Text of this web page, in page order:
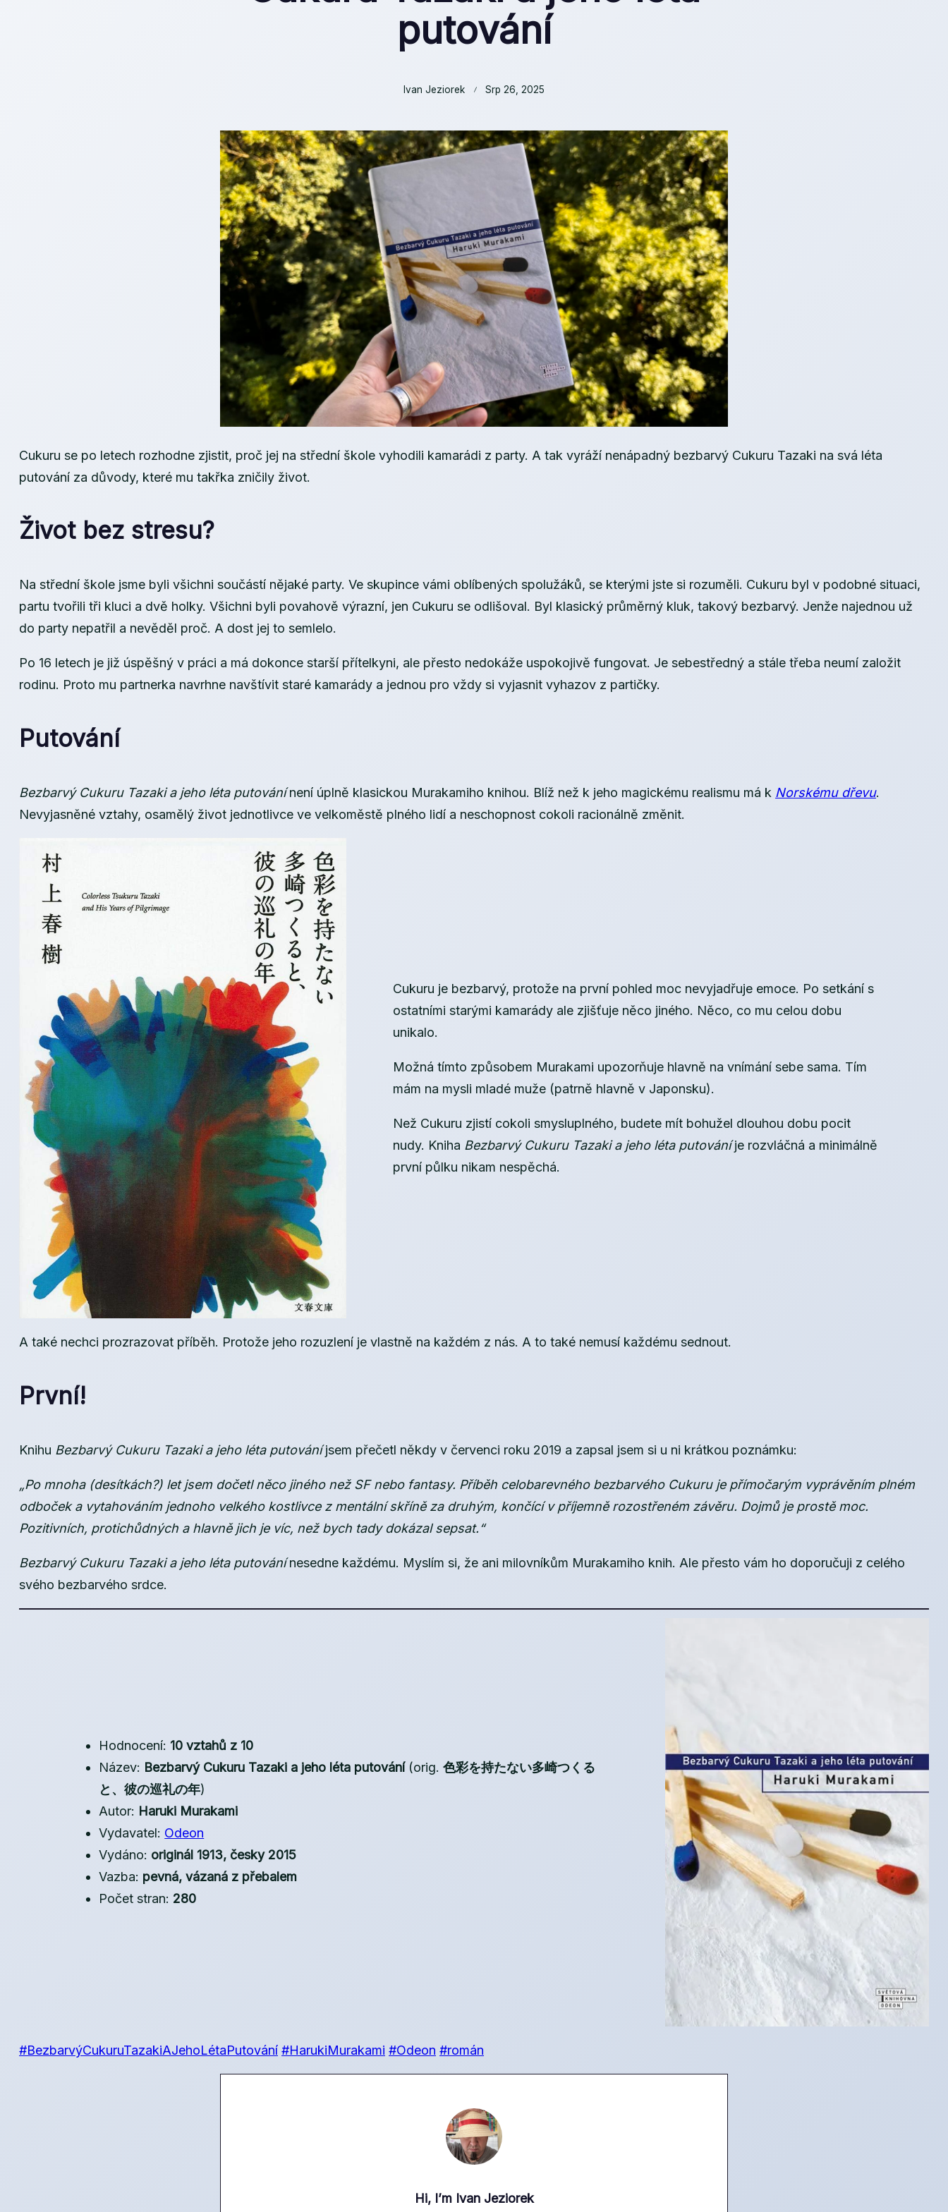
putování
Ivan Jeziorek Srp 26, 2025
Cukuru se po letech rozhodne zjistit, proč jej na střední škole vyhodili kamarádi z party. A tak vyráží nenápadný bezbarvý Cukuru Tazaki na svá léta
putování za důvody, které mu takřka zničily život.
Život bez stresu?
Na střední škole jsme byli všichni součástí nějaké party. Ve skupince vámi oblíbených spolužáků, se kterými jste si rozuměli. Cukuru byl v podobné situaci,
partu tvořili tři kluci a dvě holky. Všichni byli povahově výrazní, jen Cukuru se odlišoval. Byl klasický průměrný kluk, takový bezbarvý. Jenže najednou už
do party nepatřil a nevěděl proč. A dost jej to semlelo.
Po 16 letech je již úspěšný v práci a má dokonce starší přítelkyni, ale přesto nedokáže uspokojivě fungovat. Je sebestředný a stále třeba neumí založit
rodinu. Proto mu partnerka navrhne navštívit staré kamarády a jednou pro vždy si vyjasnit vyhazov z partičky.
Putování
Bezbarvý Cukuru Tazaki a jeho léta putovánínení úplně klasickou Murakamiho knihou. Blíž než k jeho magickému realismu má k Norskému dřevu.
Nevyjasněné vztahy, osamělý život jednotlivce ve velkoměstě plného lidí a neschopnost cokoli racionálně změnit.
Cukuru je bezbarvý, protože na první pohled moc nevyjadřuje emoce. Po setkání s
ostatními starými kamarády ale zjišťuje něco jiného. Něco, co mu celou dobu
unikalo.
Možná tímto způsobem Murakami upozorňuje hlavně na vnímání sebe sama. Tím
mám na mysli mladé muže (patrně hlavně v Japonsku).
Než Cukuru zjistí cokoli smysluplného, budete mít bohužel dlouhou dobu pocit
nudy. Kniha Bezbarvý Cukuru Tazaki a jeho léta putováníje rozvláčná a minimálně
první půlku nikam nespěchá.
A také nechci prozrazovat příběh. Protože jeho rozuzlení je vlastně na každém z nás. A to také nemusí každému sednout.
První!
Knihu Bezbarvý Cukuru Tazaki a jeho léta putováníjsem přečetl někdy v červenci roku 2019 a zapsal jsem si u ni krátkou poznámku:
„Po mnoha (desítkách?) let jsem dočetl něco jiného než SF nebo fantasy. Příběh celobarevného bezbarvého Cukuru je přímočarým vyprávěním plném
odboček a vytahováním jednoho velkého kostlivce z mentální skříně za druhým, končící v příjemně rozostřeném závěru. Dojmů je prostě moc.
Pozitivních, protichůdných a hlavně jich je víc, než bych tady dokázal sepsat.“
Bezbarvý Cukuru Tazaki a jeho léta putovánínesedne každému. Myslím si, že ani milovníkům Murakamiho knih. Ale přesto vám ho doporučuji z celého
svého bezbarvého srdce.
Hodnocení: 10 vztahů z 10
Název: Bezbarvý Cukuru Tazaki a jeho léta putování(orig.色彩を持たない多崎つくる
と、彼の巡礼の年)
Autor: Haruki Murakami
Vydavatel: Odeon
Vydáno: originál 1913, česky 2015
Vazba: pevná, vázaná z přebalem
Počet stran: 280
#BezbarvýCukuruTazakiAJehoLétaPutování #HarukiMurakami #Odeon #román
Hi, I’m Ivan Jeziorek